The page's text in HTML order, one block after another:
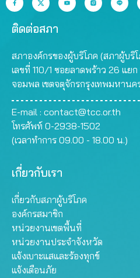
ติดต่อสภา
สภาองค์กรของผู้บริโภค (สภาผู้บริ
เลขที่ 110/1 ซอยลาดพร้าว 26 แย
จอมพล เขตจตุจักรกรุงเทพมหานค
E-mail : contact@tcc.or.th
โทรศัพท์ 0-2938-1502
(เวลาทำการ 09.00 - 18.00 น.)
เกี่ยวกับเรา
เกี่ยวกับสภาผู้บริโภค
องค์กรสมาชิก
หน่วยงานเขตพื้นที่
หน่วยงานประจำจังหวัด
แจ้งเบาะแสและร้องทุกข์
แจ้งเตือนภัย